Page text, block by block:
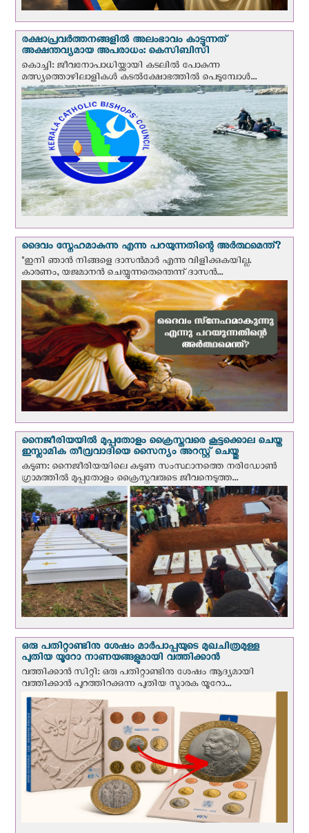
രക്ഷാപ്രവര്‍ത്തനങ്ങളില്‍ അലംഭാവം കാട്ടുന്നത്
അക്ഷന്തവ്യമായ അപരാധം: കെസിബിസി
കൊച്ചി: ജീവനോപാധിയ്ക്കായി കടലില്‍ പോകുന്ന
മത്സ്യത്തൊഴിലാളികള്‍ കടല്‍ക്ഷോഭത്തില്‍ പെടുമ്പോള്‍...
ദൈവം സ്നേഹമാകുന്നു എന്നു പറയുന്നതിന്റെ അർത്ഥമെന്ത്?
"ഇനി ഞാന്‍ നിങ്ങളെ ദാസന്‍മാര്‍ എന്നു വിളിക്കുകയില്ല.
കാരണം, യജമാനന്‍ ചെയ്യുന്നതെന്തെന്ന് ദാസന്‍...
നൈജീരിയയില്‍ മുപ്പതോളം ക്രൈസ്തവരെ കൂട്ടക്കൊല ചെയ്ത
ഇസ്ലാമിക തീവ്രവാദിയെ സൈന്യം അറസ്റ്റ് ചെയ്തു
കടുണ: നൈജീരിയയിലെ കടുണ സംസ്ഥാനത്തെ നരിഡോൺ
ഗ്രാമത്തിൽ മുപ്പതോളം ക്രൈസ്തവരുടെ ജീവനെടുത്ത...
ഒരു പതിറ്റാണ്ടിനു ശേഷം മാർപാപ്പയുടെ മുഖചിത്രമുള്ള
പുതിയ യൂറോ നാണയങ്ങളുമായി വത്തിക്കാന്‍
വത്തിക്കാന്‍ സിറ്റി: ഒരു പതിറ്റാണ്ടിനു ശേഷം ആദ്യമായി
വത്തിക്കാൻ പുറത്തിറക്കുന്ന പുതിയ സ്മാരക യൂറോ...